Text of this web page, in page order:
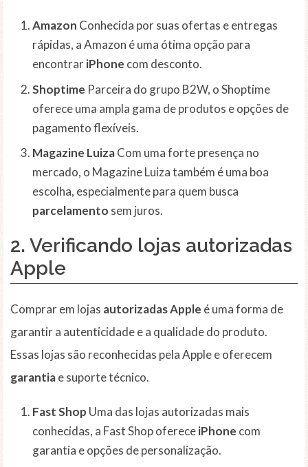
Amazon Conhecida por suas ofertas e entregas
rápidas, a Amazon é uma ótima opção para
encontrariPhone com desconto.
Shoptime Parceira do grupo B2W, o Shoptime
oferece uma ampla gama de produtos e opções de
pagamento flexíveis.
Magazine LuizaCom uma forte presença no
mercado, o Magazine Luiza também é uma boa
escolha, especialmente para quem busca
parcelamento sem juros.
2. Verificando lojas autorizadas
Apple
Comprar em lojas autorizadas Apple é uma forma de
garantir a autenticidade e a qualidade do produto.
Essas lojas são reconhecidas pela Apple e oferecem
garantiae suporte técnico.
Fast Shop Uma das lojas autorizadas mais
conhecidas, a Fast Shop ofereceiPhone com
garantia e opções de personalização.